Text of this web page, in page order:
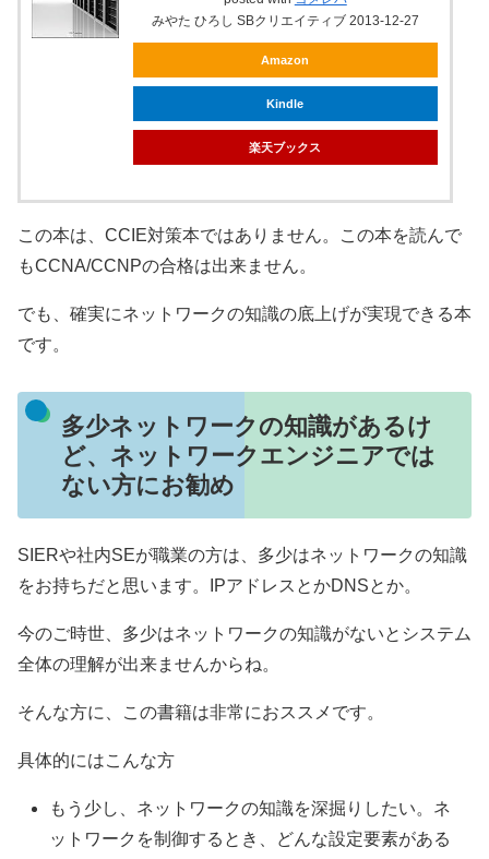
みやた ひろし SBクリエイティブ 2013-12-27
Amazon
Kindle
楽天ブックス
この本は、CCIE対策本ではありません。この本を読んで
もCCNA/CCNPの合格は出来ません。
でも、確実にネットワークの知識の底上げが実現できる本
です。
多少ネットワークの知識があるけ
ど、ネットワークエンジニアでは
ない方にお勧め
SIERや社内SEが職業の方は、多少はネットワークの知識
をお持ちだと思います。IPアドレスとかDNSとか。
今のご時世、多少はネットワークの知識がないとシステム
全体の理解が出来ませんからね。
そんな方に、この書籍は非常におススメです。
具体的にはこんな方
もう少し、ネットワークの知識を深掘りしたい。ネ
ットワークを制御するとき、どんな設定要素がある